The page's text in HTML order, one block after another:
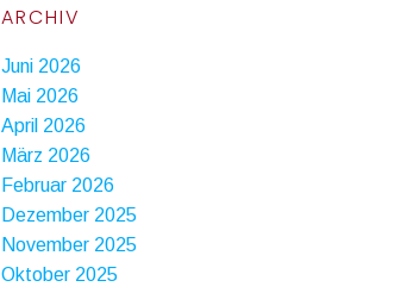
ARCHIV
Juni 2026
Mai 2026
April 2026
März 2026
Februar 2026
Dezember 2025
November 2025
Oktober 2025